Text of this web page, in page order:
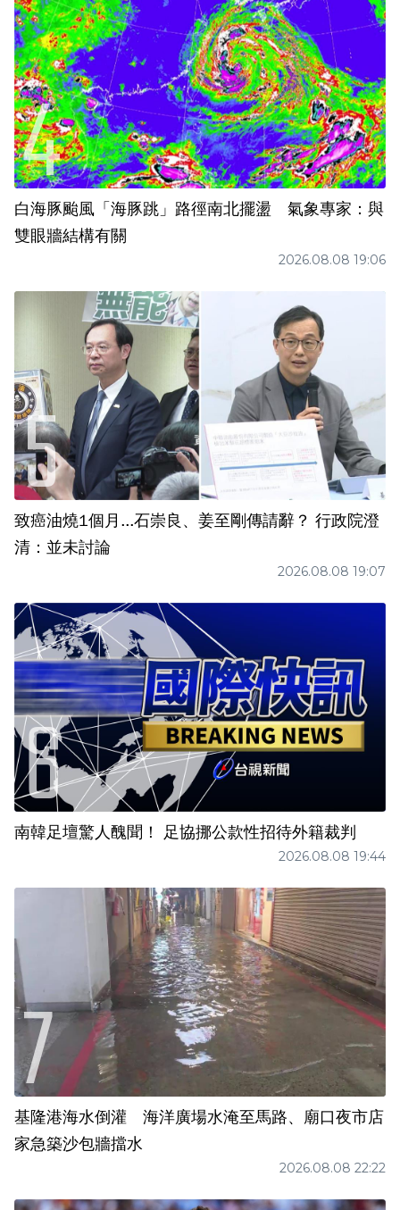
白海豚颱風「海豚跳」路徑南北擺盪 氣象專家：與
雙眼牆結構有關
2026.08.08 19:06
致癌油燒1個月...石崇良、姜至剛傳請辭？ 行政院澄
清：並未討論
2026.08.08 19:07
南韓足壇驚人醜聞！ 足協挪公款性招待外籍裁判
2026.08.08 19:44
基隆港海水倒灌 海洋廣場水淹至馬路、廟口夜市店
家急築沙包牆擋水
2026.08.08 22:22